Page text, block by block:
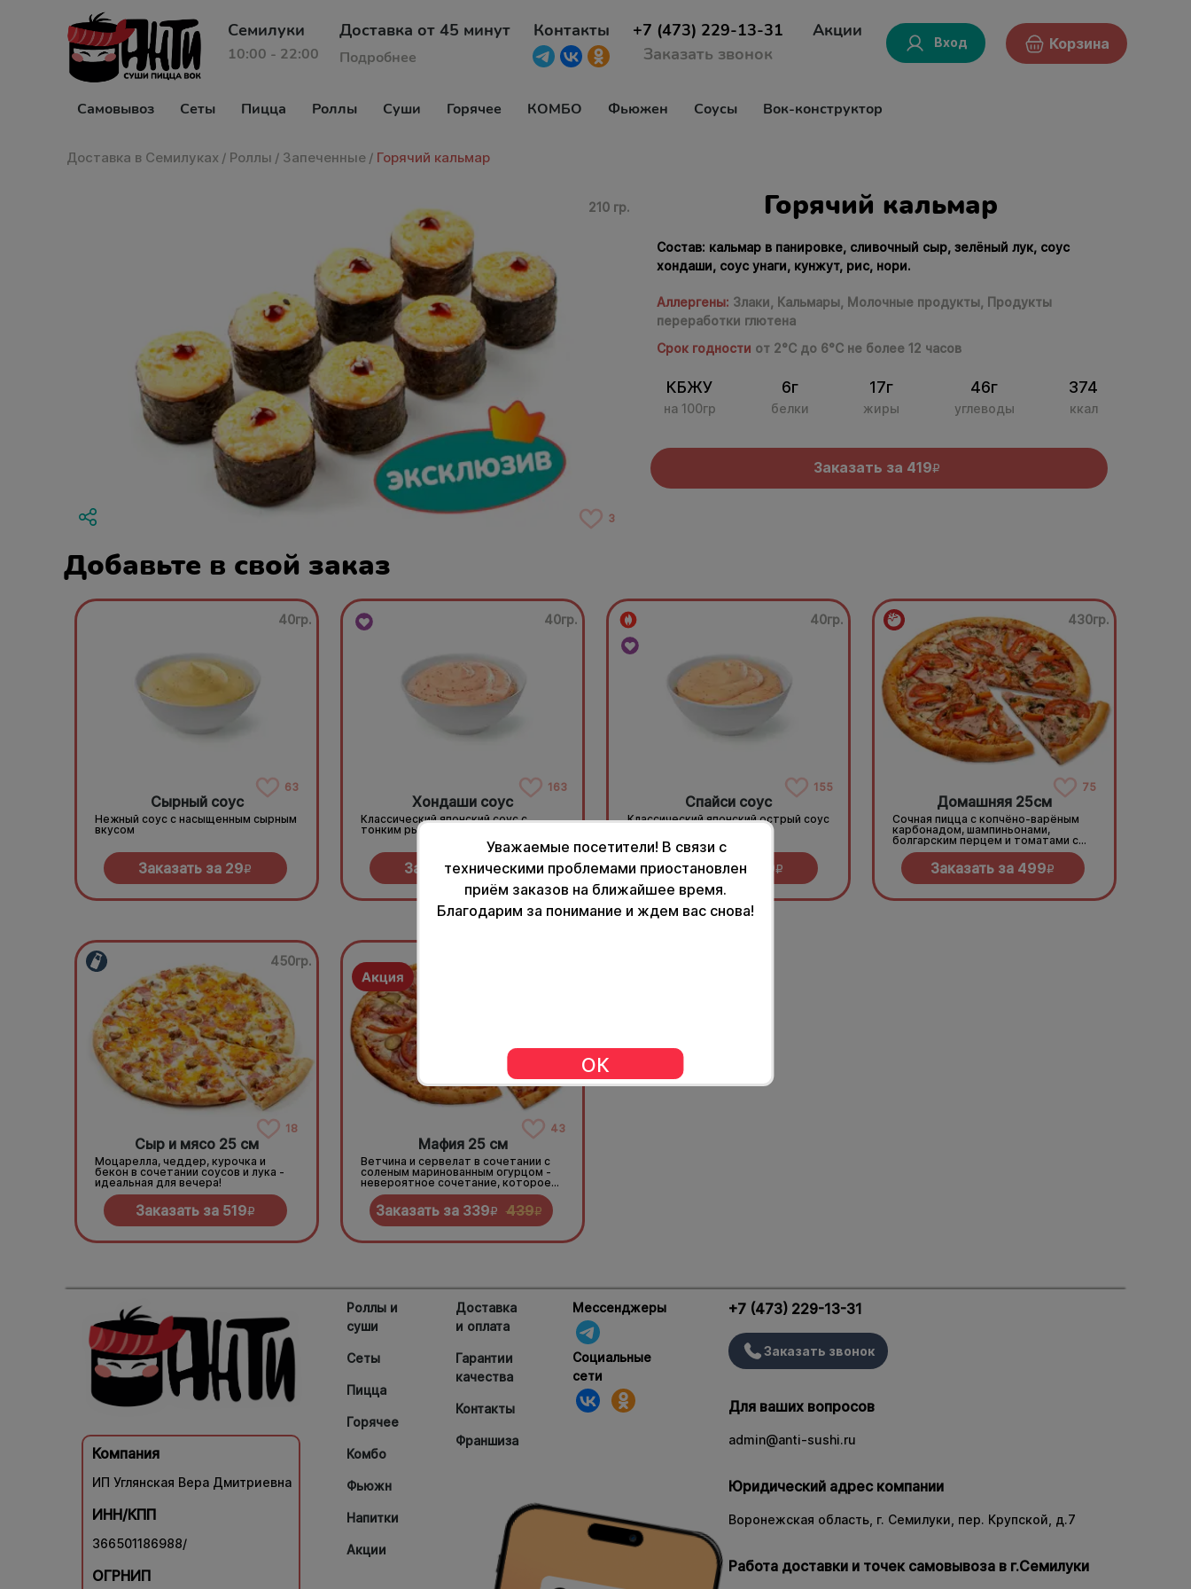
Семилуки
10:00 - 22:00
Доставка от 45 минут
Подробнее
Контакты
+7 (473) 229-13-31
Заказать звонок
Акции
Вход Корзина
Самовывоз Сеты Пицца Роллы Суши Горячее КОМБО Фьюжен Соусы Вок-конструктор
Доставка в Семилуках / Роллы / Запеченные / Горячий кальмар
210 гр.
3
Горячий кальмар
Состав: кальмар в панировке, сливочный сыр, зелёный лук, соус
хондаши, соус унаги, кунжут, рис, нори.
Аллергены: Злаки, Кальмары, Молочные продукты, Продукты
переработки глютена
Срок годности от 2°С до 6°С не более 12 часов
КБЖУ
на 100гр
6г
белки
17г
жиры
46г
углеводы
374
ккал
Заказать за 419R
Добавьте в свой заказ
40гр.
63
Сырный соус
Нежный соус с насыщенным сырным
вкусом
Заказать за 29R
40гр.
163
Хондаши соус
Классический японский соус с
тонким рыбным вкусом
Заказать за29R
40гр.
155
Спайси соус
Классический японский острый соус
Заказать за 29R
430гр.
75
Домашняя 25см
Сочная пицца с копчёно-варёным
карбонадом, шампиньонами,
болгарским перцем и томатами с
зеленью под моцареллой
Заказать за 499R
450гр.
18
Сыр и мясо 25 см
Моцарелла, чеддер, курочка и
бекон в сочетании соусов и лука -
идеальная для вечера!
Заказать за 519R
43
Мафия 25 см
Ветчина и сервелат в сочетании с
соленым маринованным огурцом -
невероятное сочетание, которое
нужно попробовать!
Заказать за 339R 439R
Компания
ИП Углянская Вера Дмитриевна
ИНН/КПП
366501186988/
ОГРНИП
Роллы и
суши
Сеты
Пицца
Горячее
Комбо
Фьюжн
Напитки
Акции
Доставка
и оплата
Гарантии
качества
Контакты
Франшиза
Мессенджеры
Социальные
сети
+7 (473) 229-13-31
Заказать звонок
Для ваших вопросов
admin@anti-sushi.ru
Юридический адрес компании
Воронежская область, г. Семилуки, пер. Крупской, д.7
Работа доставки и точек самовывоза в г.Семилуки
Уважаемые посетители! В связи с
техническими проблемами приостановлен
приём заказов на ближайшее время.
Благодарим за понимание и ждем вас снова!
ОК